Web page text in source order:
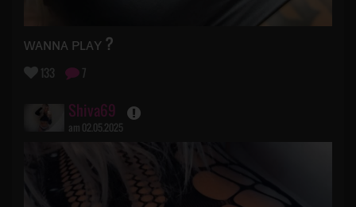
ᴡᴀɴɴᴀ ᴘʟᴀʏ ?
133 7
Shiva69
am 02.05.2025